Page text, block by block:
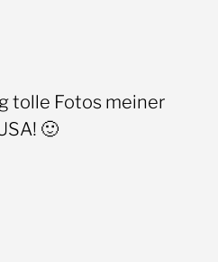
tolle Fotos meiner
🙂